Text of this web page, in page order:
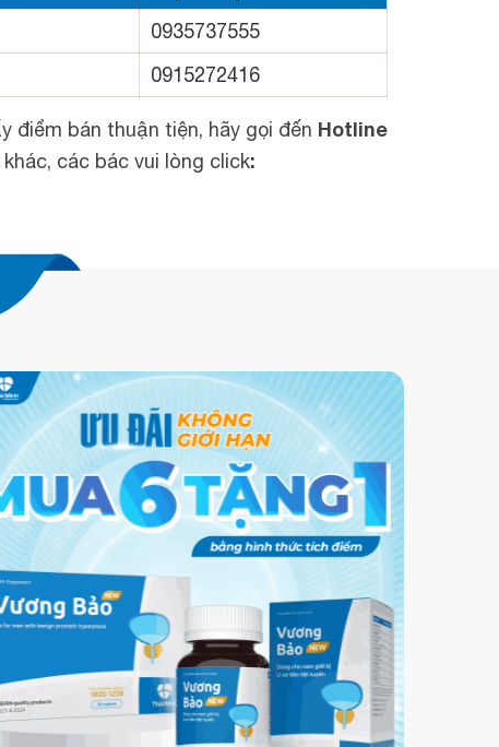
0935737555
0915272416
điểm bán thuận tiện, hãy gọi đến Hotline
các bác vui lòng click: